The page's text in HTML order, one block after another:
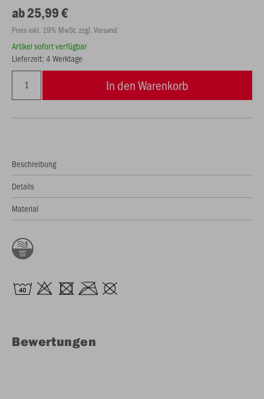
ab 25,99 €
Preis inkl. 19% MwSt. zzgl. Versand
Artikel sofort verfügbar
Lieferzeit: 4 Werktage
In den Warenkorb
Beschreibung
Details
Material
Bewertungen